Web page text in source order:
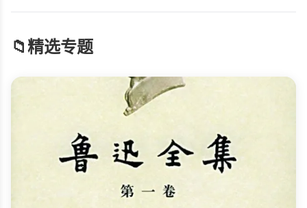
📁精选专题